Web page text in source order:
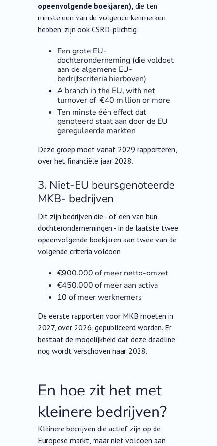
opeenvolgende boekjaren), die ten
minste een van de volgende kenmerken
hebben, zijn ook CSRD-plichtig:
Een grote EU-
dochteronderneming (die voldoet
aan de algemene EU-
bedrijfscriteria hierboven)
A branch in the EU, with net
turnover of €40 million or more
Ten minste één effect dat
genoteerd staat aan door de EU
gereguleerde markten
Deze groep moet vanaf 2029 rapporteren,
over het financiële jaar 2028.
3. Niet-EU beursgenoteerde
MKB- bedrijven
Dit zijn bedrijven die - of een van hun
dochterondernemingen - in de laatste twee
opeenvolgende boekjaren aan twee van de
volgende criteria voldoen
€900.000 of meer netto-omzet
€450.000 of meer aan activa
10 of meer werknemers
De eerste rapporten voor MKB moeten in
2027, over 2026, gepubliceerd worden. Er
bestaat de mogelijkheid dat deze deadline
nog wordt verschoven naar 2028.
En hoe zit het met
kleinere bedrijven?
Kleinere bedrijven die actief zijn op de
Europese markt, maar niet voldoen aan